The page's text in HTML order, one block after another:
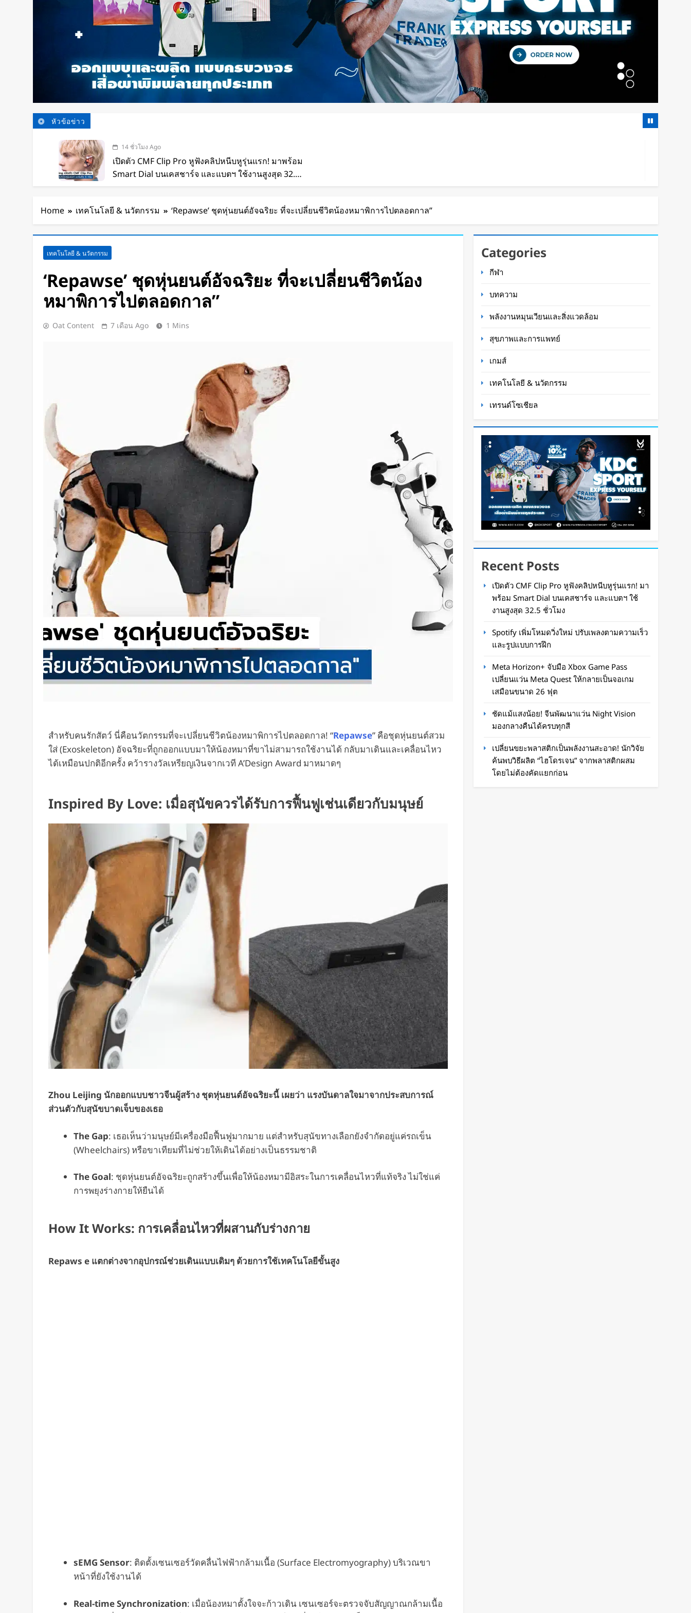
หัวข้อข่าว
14 ชั่วโมง Ago
เปิดตัว CMF Clip Pro หูฟังคลิปหนีบหูรุ่นแรก! มาพร้อม
Smart Dial บนเคสชาร์จ และแบตฯ ใช้งานสูงสุด 32.5
Spotify เพิ่มโหมดวิ่งใหม่ ปรับเพลงตามความเร็วและ
รูปแบบการฝึก
ชัดแม้แสงน้อย! จีนพัฒนาแว่น Night Vision มองกลาง
คืนได้ครบทุกสี
เปลี่ยนขยะพลาสติกเป็นพลังงานสะอาด! นักวิจัยค้นพบ
“MouthPad” เมาส์ควบคุมด้วย “ลิ้น” ช่วยให้ผู้พิการใช้
คอมฯ ได้โดยไม่ต้องใช้มือ
KEF เปิดตัว LS LUXE ลำโพงไร้สายระดับไฮเอนด์ ราคา
199,000 บาท! รวมงานศิลป์และเทคโนโลยีเสียงไว้ใน
ทุบสถิติโลก ! “Project Sunrise” เที่ยวบินยาวนานที่สุด
บินตรงไร้จอด ทะลุ 24 ชั่วโมง
HoverAir เปิดตัว “Versa” นวัตกรรมใหม่ที่รวม กล้อ
งกิมบอล + โดรน ไว้ในเครื่องเดียว
2 วัน Ago
“กอริลลา” ตัวแรกของโลก ผ่าตัดกระดูกกกหูสำเร็จ
รอดชีวิตปาฏิหาริย์ !
Home เทคโนโลยี & นวัตกรรม ‘Repawse’ ชุดหุ่นยนต์อัจฉริยะ ที่จะเปลี่ยนชีวิตน้องหมาพิการไปตลอดกาล”
เทคโนโลยี & นวัตกรรม
‘Repawse’ ชุดหุ่นยนต์อัจฉริยะ ที่จะเปลี่ยนชีวิตน้อง
หมาพิการไปตลอดกาล”
Oat Content 7 เดือน Ago 1 Mins
สำหรับคนรักสัตว์ นี่คือนวัตกรรมที่จะเปลี่ยนชีวิตน้องหมาพิการไปตลอดกาล! “Repawse” คือชุดหุ่นยนต์สวม
ใส่ (Exoskeleton) อัจฉริยะที่ถูกออกแบบมาให้น้องหมาที่ขาไม่สามารถใช้งานได้ กลับมาเดินและเคลื่อนไหว
ได้เหมือนปกติอีกครั้ง คว้ารางวัลเหรียญเงินจากเวที A’Design Award มาหมาดๆ
Inspired By Love: เมื่อสุนัขควรได้รับการฟื้นฟูเช่นเดียวกับมนุษย์
Zhou Leijing นักออกแบบชาวจีนผู้สร้าง ชุดหุ่นยนต์อัจฉริยะนี้ เผยว่า แรงบันดาลใจมาจากประสบการณ์
ส่วนตัวกับสุนัขบาดเจ็บของเธอ
The Gap: เธอเห็นว่ามนุษย์มีเครื่องมือฟื้นฟูมากมาย แต่สำหรับสุนัขทางเลือกยังจำกัดอยู่แค่รถเข็น
(Wheelchairs) หรือขาเทียมที่ไม่ช่วยให้เดินได้อย่างเป็นธรรมชาติ
The Goal: ชุดหุ่นยนต์อัจฉริยะถูกสร้างขึ้นเพื่อให้น้องหมามีอิสระในการเคลื่อนไหวที่แท้จริง ไม่ใช่แค่
การพยุงร่างกายให้ยืนได้
How It Works: การเคลื่อนไหวที่ผสานกับร่างกาย
Repaws e แตกต่างจากอุปกรณ์ช่วยเดินแบบเดิมๆ ด้วยการใช้เทคโนโลยีขั้นสูง
sEMG Sensor: ติดตั้งเซนเซอร์วัดคลื่นไฟฟ้ากล้ามเนื้อ (Surface Electromyography) บริเวณขา
หน้าที่ยังใช้งานได้
Real-time Synchronization: เมื่อน้องหมาตั้งใจจะก้าวเดิน เซนเซอร์จะตรวจจับสัญญาณกล้ามเนื้อ
Categories
กีฬา
บทความ
พลังงานหมุนเวียนและสิ่งแวดล้อม
สุขภาพและการแพทย์
เกมส์
เทคโนโลยี & นวัตกรรม
เทรนด์โซเชียล
Recent Posts
เปิดตัว CMF Clip Pro หูฟังคลิปหนีบหูรุ่นแรก! มา
พร้อม Smart Dial บนเคสชาร์จ และแบตฯ ใช้
งานสูงสุด 32.5 ชั่วโมง
Spotify เพิ่มโหมดวิ่งใหม่ ปรับเพลงตามความเร็ว
และรูปแบบการฝึก
Meta Horizon+ จับมือ Xbox Game Pass
เปลี่ยนแว่น Meta Quest ให้กลายเป็นจอเกม
เสมือนขนาด 26 ฟุต
ชัดแม้แสงน้อย! จีนพัฒนาแว่น Night Vision
มองกลางคืนได้ครบทุกสี
เปลี่ยนขยะพลาสติกเป็นพลังงานสะอาด! นักวิจัย
ค้นพบวิธีผลิต “ไฮโดรเจน” จากพลาสติกผสม
โดยไม่ต้องคัดแยกก่อน